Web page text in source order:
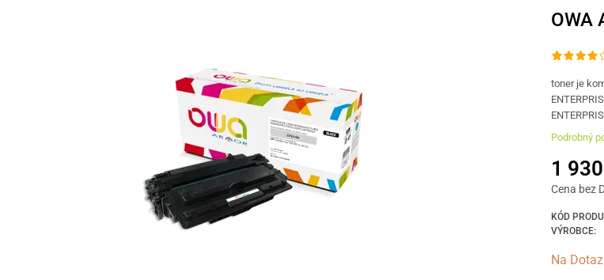
OWA
toner je
Podrobný
1
Cena bez
KÓD
VÝROBCE:
Na Dotaz